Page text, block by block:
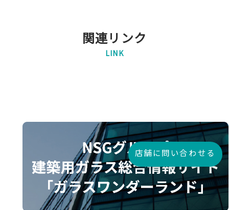
関連リンク
LINK
店舗に問い合わせる